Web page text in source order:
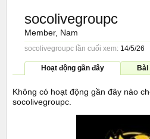
socolivegroupc
Member, Nam
socolivegroupc lần cuối xem: 14/5/26
Hoạt động gần đây
Không có hoạt động gần đây nào
socolivegroupc.